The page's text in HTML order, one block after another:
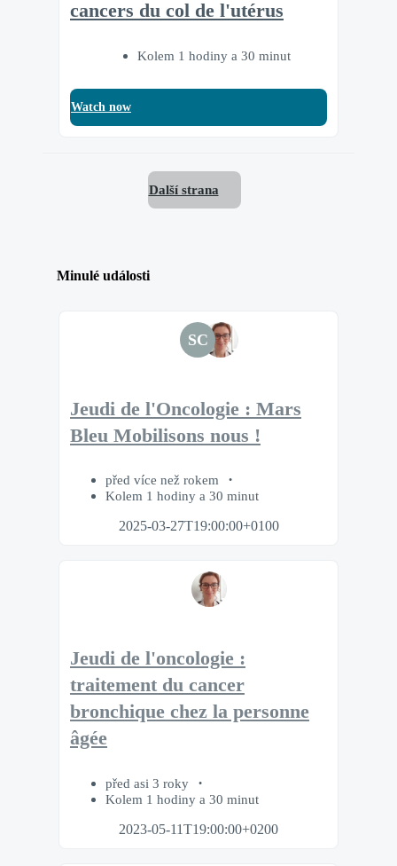
cancers du col de l'utérus
Kolem 1 hodiny a 30 minut
Watch now
Další strana
Minulé události
SC
Jeudi de l'Oncologie : Mars
Bleu Mobilisons nous !
před více než rokem
Kolem 1 hodiny a 30 minut
2025-03-27T19:00:00+0100
Jeudi de l'oncologie :
traitement du cancer
bronchique chez la personne
âgée
před asi 3 roky
Kolem 1 hodiny a 30 minut
2023-05-11T19:00:00+0200